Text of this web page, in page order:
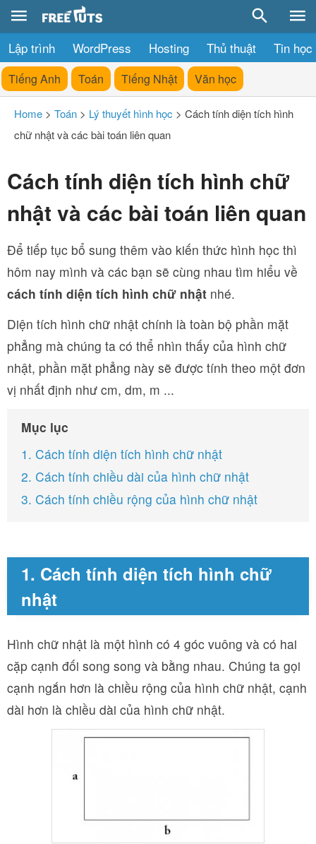
Lập trình WordPress Hosting Thủ thuật Tin học
Tiếng Anh Toán Tiếng Nhật Văn học
Home > Toán > Lý thuyết hình học > Cách tính diện tích hình
chữ nhật và các bài toán liên quan
Cách tính diện tích hình chữ
nhật và các bài toán liên quan
Để tiếp tục bổ sung thêm vào kiến thức hình học thì
hôm nay mình và các bạn sẽ cùng nhau tìm hiểu về
cách tính diện tích hình chữ nhật nhé.
Diện tích hình chữ nhật chính là toàn bộ phần mặt
phẳng mà chúng ta có thể nhìn thấy của hình chữ
nhật, phần mặt phẳng này sẽ được tính theo một đơn
vị nhất định như cm, dm, m ...
Mục lục
1. Cách tính diện tích hình chữ nhật
2. Cách tính chiều dài của hình chữ nhật
3. Cách tính chiều rộng của hình chữ nhật
1. Cách tính diện tích hình chữ
nhật
Hình chữ nhật là một hình có 4 góc vuông và có hai
cặp cạnh đối song song và bằng nhau. Chúng ta gọi
cạnh ngắn hơn là chiều rộng của hình chữ nhật, cạnh
dài hơn là chiều dài của hình chữ nhật.